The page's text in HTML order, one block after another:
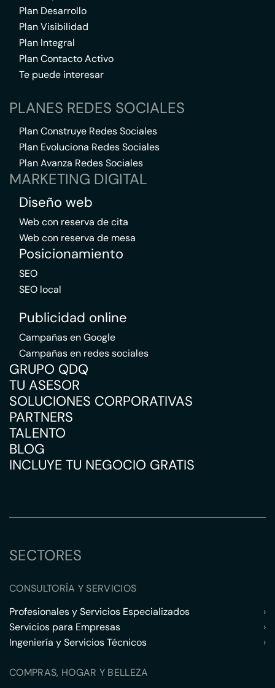
Plan Desarrollo
Plan Visibilidad
Plan Integral
Plan Contacto Activo
Te puede interesar
PLANES REDES SOCIALES
Plan Construye Redes Sociales
Plan Evoluciona Redes Sociales
Plan Avanza Redes Sociales
MARKETING DIGITAL
Diseño web
Web con reserva de cita
Web con reserva de mesa
Posicionamiento
SEO
SEO local
Publicidad online
Campañas en Google
Campañas en redes sociales
GRUPO QDQ
TU ASESOR
SOLUCIONES CORPORATIVAS
PARTNERS
TALENTO
BLOG
INCLUYE TU NEGOCIO GRATIS
SECTORES
CONSULTORÍA Y SERVICIOS
Profesionales y Servicios Especializados
›
Servicios para Empresas
›
Ingeniería y Servicios Técnicos
›
COMPRAS, HOGAR Y BELLEZA